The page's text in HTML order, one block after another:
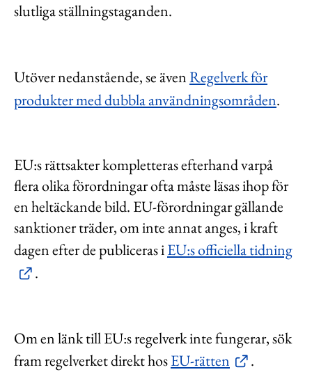
slutliga ställningstaganden.
Utöver nedanstående, se ävenRegelverk för
produkter med dubbla användningsområden.
EU:s rättsakter kompletteras efterhand varpå
flera olika förordningar ofta måste läsas ihop för
en heltäckande bild. EU-förordningar gällande
sanktioner träder, om inte annat anges, i kraft
dagen efter de publiceras iEU:s officiella tidning
.
Om en länk till EU:s regelverk inte fungerar, sök
fram regelverket direkt hosEU-rätten .